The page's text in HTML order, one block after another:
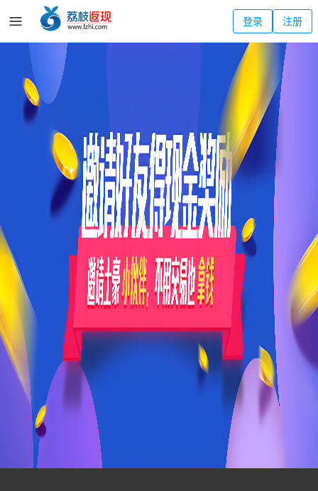
登录 注册